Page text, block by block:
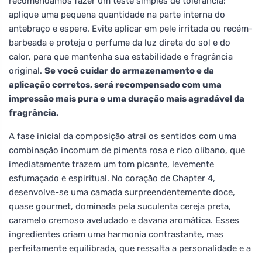
aplique uma pequena quantidade na parte interna do
antebraço e espere. Evite aplicar em pele irritada ou recém-
barbeada e proteja o perfume da luz direta do sol e do
calor, para que mantenha sua estabilidade e fragrância
original. Se você cuidar do armazenamento e da
aplicação corretos, será recompensado com uma
impressão mais pura e uma duração mais agradável da
fragrância.
A fase inicial da composição atrai os sentidos com uma
combinação incomum de pimenta rosa e rico olíbano, que
imediatamente trazem um tom picante, levemente
esfumaçado e espiritual. No coração de Chapter 4,
desenvolve-se uma camada surpreendentemente doce,
quase gourmet, dominada pela suculenta cereja preta,
caramelo cremoso aveludado e davana aromática. Esses
ingredientes criam uma harmonia contrastante, mas
perfeitamente equilibrada, que ressalta a personalidade e a